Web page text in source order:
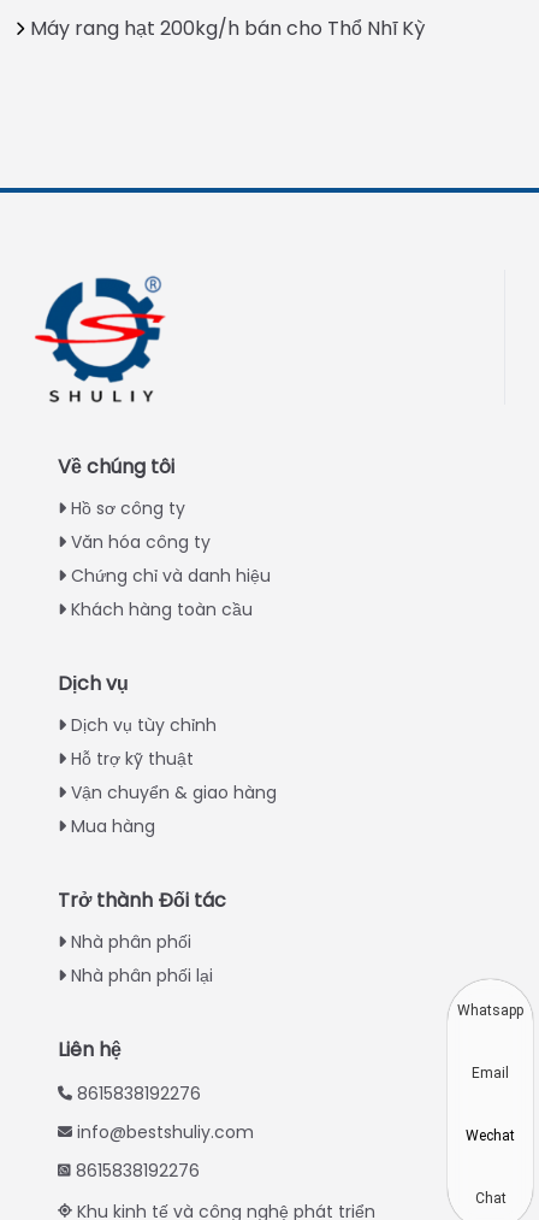
Máy rang hạt 200kg/h bán cho Thổ Nhĩ Kỳ
Về chúng tôi
Hồ sơ công ty
Văn hóa công ty
Chứng chỉ và danh hiệu
Khách hàng toàn cầu
Dịch vụ
Dịch vụ tùy chỉnh
Hỗ trợ kỹ thuật
Vận chuyển & giao hàng
Mua hàng
Trở thành Đối tác
Nhà phân phối
Nhà phân phối lại
Liên hệ
8615838192276
info@bestshuliy.com
8615838192276
Khu kinh tế và công nghệ phát triển
Spanish
Korean
Swahili
Urdu
Greek
Italian
Whatsapp
Email
Wechat
Chat